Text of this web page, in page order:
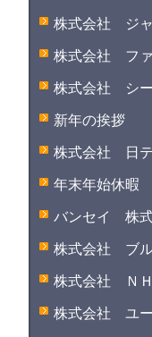
株式会社 ジャ
株式会社 ファ
株式会社 シ
新年の挨拶
株式会社 日テ
年末年始休暇
バンセイ 株
株式会社 ブ
株式会社 Ｎ
株式会社 ユ